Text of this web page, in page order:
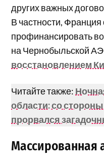
других важных
В частности,
профинансировать
на Чернобыльской
восстановлением
Читайте также:
области: со
прорвался
Массированная